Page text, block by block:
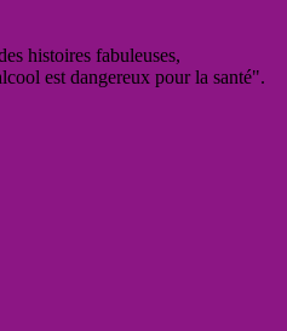
histoires fabuleuses,
est dangereux pour la santé".